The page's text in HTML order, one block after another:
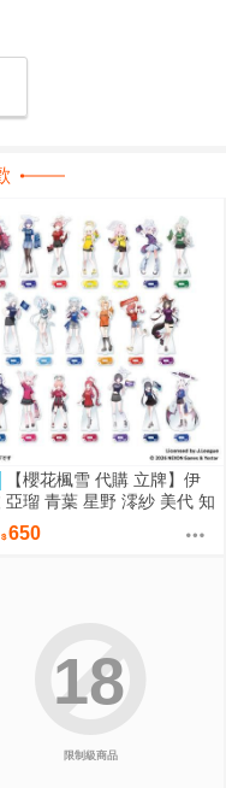
【櫻花楓雪 代購 立牌】伊
亞瑠 青葉 星野 澪紗 美代 知
子 瑪麗 若藻 優香 寧瑠 妃姬
蔚藍檔案
650
限制級商品
18